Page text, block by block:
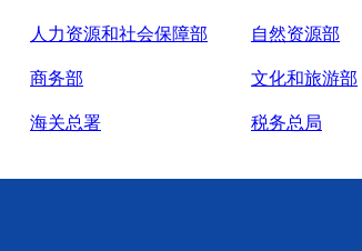
人力资源和社会保障部 自然资源部
商务部 文化和旅游部
海关总署 税务总局